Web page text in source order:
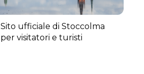
Sito ufficiale di Stoccolma
per visitatori e turisti